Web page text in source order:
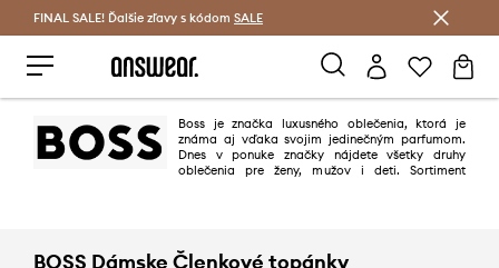
Šetrite s Answear Club >
FINAL SALE! Ďalšie zľavy s kódom SALE
Boss je značka luxusného oblečenia, ktorá je
známa aj vďaka svojim jedinečným parfumom.
Dnes v ponuke značky nájdete všetky druhy
oblečenia pre ženy, mužov i deti. Sortiment
BOSS Dámske Členkové topánky